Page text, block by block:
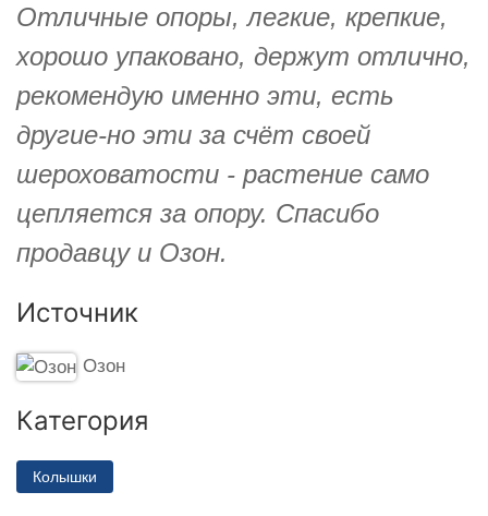
Отличные опоры, легкие, крепкие,
хорошо упаковано, держут отлично,
рекомендую именно эти, есть
другие-но эти за счёт своей
шероховатости - растение само
цепляется за опору. Спасибо
продавцу и Озон.
Источник
Озон
Категория
Колышки